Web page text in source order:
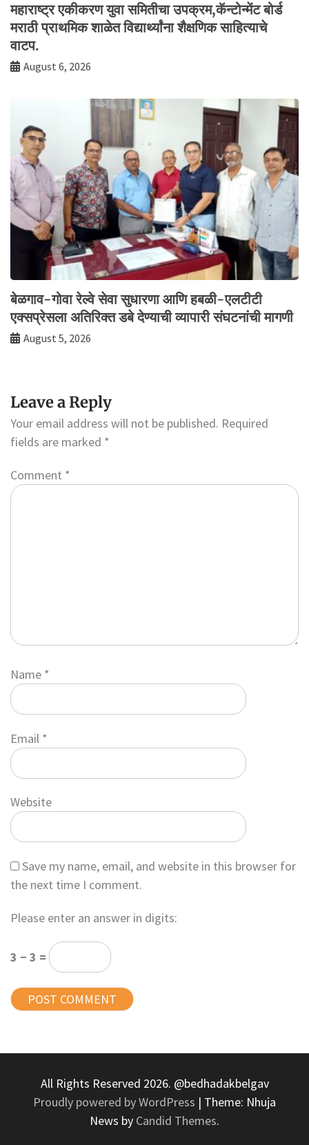
महाराष्ट्र एकीकरण युवा समितीचा उपक्रम,कॅन्टोन्मेंट बोर्ड
मराठी प्राथमिक शाळेत विद्यार्थ्यांना शैक्षणिक साहित्याचे
वाटप.
August 6, 2026
बेळगाव-गोवा रेल्वे सेवा सुधारणा आणि हबळी-एलटीटी
एक्सप्रेसला अतिरिक्त डबे देण्याची व्यापारी संघटनांची मागणी
August 5, 2026
Leave a Reply
Your email address will not be published. Required
fields are marked *
Comment *
Name *
Email *
Website
Save my name, email, and website in this browser for
the next time I comment.
Please enter an answer in digits:
3 − 3 =
All Rights Reserved 2026. @bedhadakbelgav
Proudly powered by WordPress | Theme: Nhuja
News by Candid Themes.